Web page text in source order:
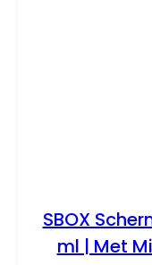
SBOX
ml | Met